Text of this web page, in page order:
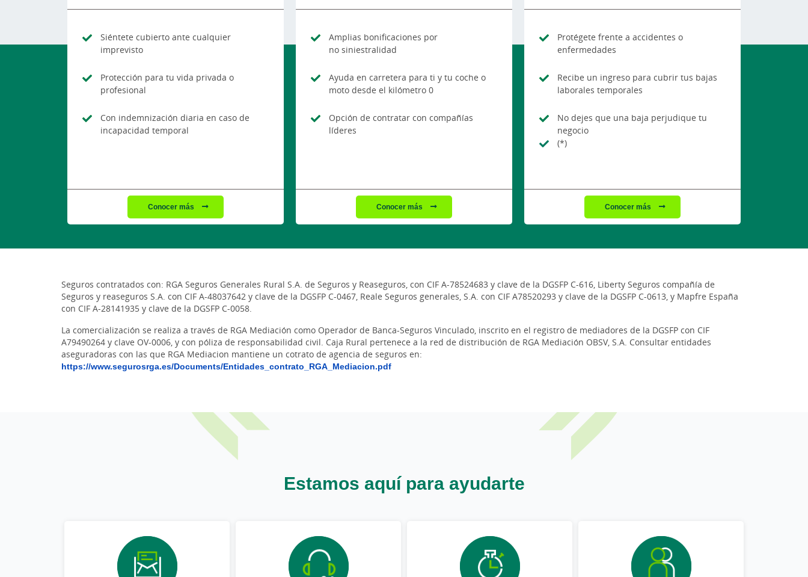
Siéntete cubierto ante cualquier
imprevisto
Protección para tu vida privada o
profesional
Con indemnización diaria en caso de
incapacidad temporal
Conocer más
Amplias bonificaciones por
no siniestralidad
Ayuda en carretera para ti y tu coche o
moto desde el kilómetro 0
Opción de contratar con compañías
líderes
Conocer más
Protégete frente a accidentes o
enfermedades
Recibe un ingreso para cubrir tus bajas
laborales temporales
No dejes que una baja perjudique tu
negocio
(*)
Conocer más
Seguros contratados con: RGA Seguros Generales Rural S.A. de Seguros y Reaseguros, con CIF A-78524683 y clave de la DGSFP C-616, Liberty Seguros compañía de
Seguros y reaseguros S.A. con CIF A-48037642 y clave de la DGSFP C-0467, Reale Seguros generales, S.A. con CIF A78520293 y clave de la DGSFP C-0613, y Mapfre España
con CIF A-28141935 y clave de la DGSFP C-0058.
La comercialización se realiza a través de RGA Mediación como Operador de Banca-Seguros Vinculado, inscrito en el registro de mediadores de la DGSFP con CIF
A79490264 y clave OV-0006, y con póliza de responsabilidad civil. Caja Rural pertenece a la red de distribución de RGA Mediación OBSV, S.A. Consultar entidades
aseguradoras con las que RGA Mediacion mantiene un cotrato de agencia de seguros en:
https://www.segurosrga.es/Documents/Entidades_contrato_RGA_Mediacion.pdf
Estamos aquí para ayudarte